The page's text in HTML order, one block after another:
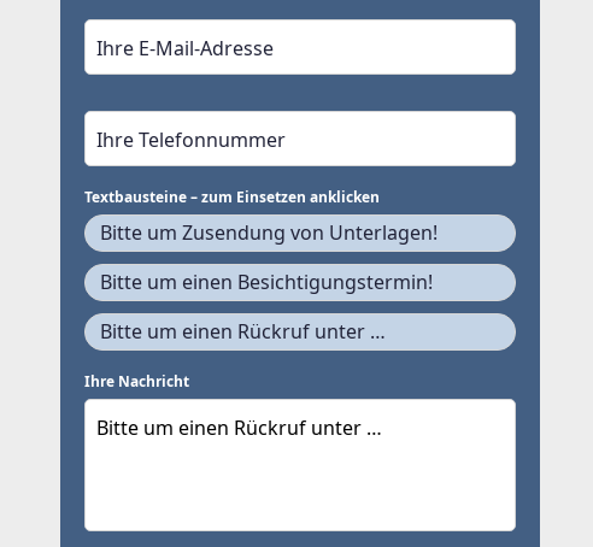
Textbausteine – zum Einsetzen anklicken
Bitte um Zusendung von Unterlagen!
Bitte um einen Besichtigungstermin!
Bitte um einen Rückruf unter …
Ihre Nachricht